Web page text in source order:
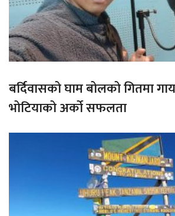
बर्दिवासको घाम बोलको गितमा
भोटियाको अर्को सफलता